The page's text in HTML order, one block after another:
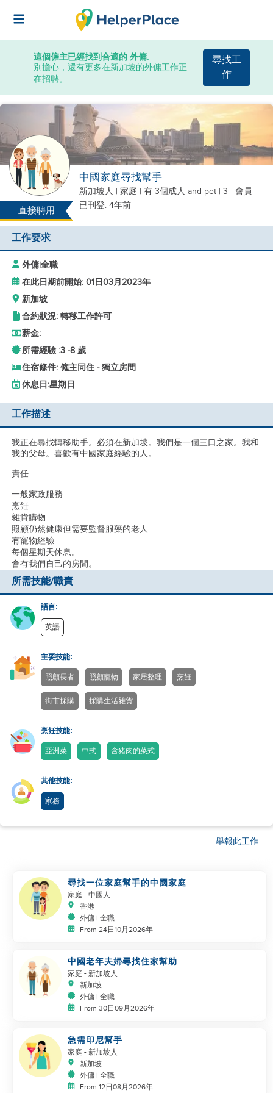
這個僱主已經找到合適的 外傭.
別擔心，還有更多在新加坡的外傭工作正
在招聘。
尋找工
作
直接聘用
中國家庭尋找幫手
新加坡人 | 家庭 | 有 3個成人 and pet | 3 - 會員
已刊登: 4年前
工作要求
外傭|全職
在此日期前開始: 01日03月2023年
新加坡
合約狀況: 轉移工作許可
薪金:
所需經驗 :3 -8 歲
住宿條件: 僱主同住 - 獨立房間
休息日:星期日
工作描述
我正在尋找轉移助手。必須在新加坡。我們是一個三口之家。我和
我的父母。喜歡有中國家庭經驗的人。
責任
一般家政服務
烹飪
雜貨購物
照顧仍然健康但需要監督服藥的老人
有寵物經驗
每個星期天休息。
會有我們自己的房間。
所需技能/職責
語言:
英語
主要技能:
照顧長者 照顧寵物 家居整理 烹飪
街市採購 採購生活雜貨
烹飪技能:
亞洲菜 中式 含豬肉的菜式
其他技能:
家務
舉報此工作
尋找一位家庭幫手的中國家庭
家庭 - 中國人
香港
外傭 | 全職
From 24日10月2026年
中國老年夫婦尋找住家幫助
家庭 - 新加坡人
新加坡
外傭 | 全職
From 30日09月2026年
急需印尼幫手
家庭 - 新加坡人
新加坡
外傭 | 全職
From 12日08月2026年